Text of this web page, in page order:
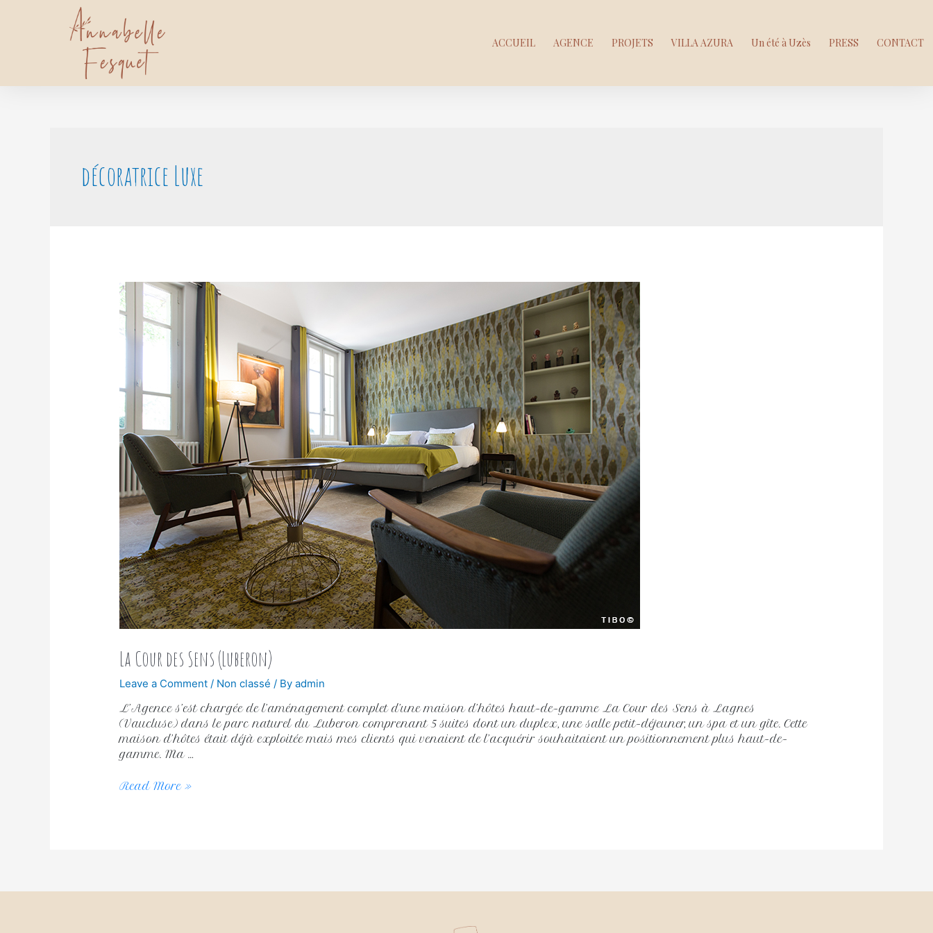
ACCUEIL AGENCE PROJETS VILLA AZURA Un été à Uzès PRESS CONTACT
décoratrice Luxe
La Cour des Sens (Luberon)
Leave a Comment / Non classé / Byadmin
L’Agence s’est chargée de l’aménagement complet d’une maison d’hôtes haut-de-gamme La Cour des Sens à Lagnes
(Vaucluse) dans le parc naturel du Luberon comprenant 5 suites dont un duplex, une salle petit-déjeuner, un spa et un gîte. Cette
maison d’hôtes était déjà exploitée mais mes clients qui venaient de l’acquérir souhaitaient un positionnement plus haut-de-
gamme. Ma …
Read More »